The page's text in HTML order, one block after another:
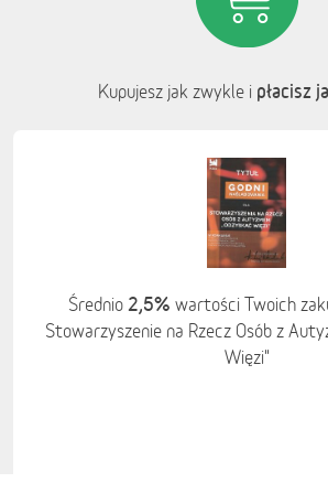
Kupujesz jak zwykle i płacisz
Średnio 2,5% wartości Twoich
Stowarzyszenie na Rzecz Osób z
Więzi"